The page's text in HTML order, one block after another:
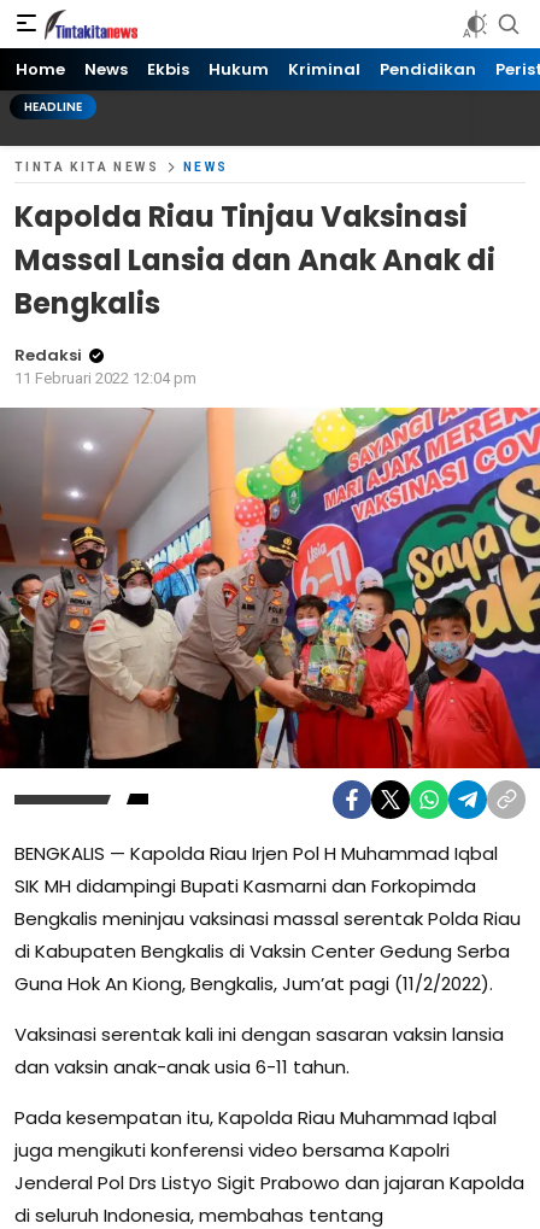
Tinta kita News
Informasi Terkini
Home News Ekbis Hukum Kriminal Pendidikan
HEADLINE
TINTA KITA NEWS NEWS
Kapolda Riau Tinjau Vaksinasi
Massal Lansia dan Anak Anak di
Bengkalis
Redaksi
11 Februari 2022 12:04 pm
BENGKALIS — Kapolda Riau Irjen Pol H Muhammad Iqbal
SIK MH didampingi Bupati Kasmarni dan Forkopimda
Bengkalis meninjau vaksinasi massal serentak Polda Riau
di Kabupaten Bengkalis di Vaksin Center Gedung Serba
Guna Hok An Kiong, Bengkalis, Jum’at pagi (11/2/2022).
Vaksinasi serentak kali ini dengan sasaran vaksin lansia
dan vaksin anak-anak usia 6-11 tahun.
Pada kesempatan itu, Kapolda Riau Muhammad Iqbal
juga mengikuti konferensi video bersama Kapolri
Jenderal Pol Drs Listyo Sigit Prabowo dan jajaran Kapolda
di seluruh Indonesia, membahas tentang